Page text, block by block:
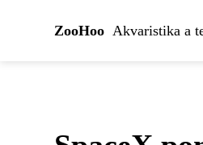
ZooHoo Akvaristika a